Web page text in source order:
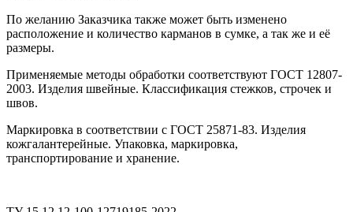
По желанию Заказчика также может быть изменено
расположение и количество карманов в сумке, а так же и её
размеры.
Применяемые методы обработки соответствуют ГОСТ 12807-
2003. Изделия швейные. Классификация стежков, строчек и
швов.
Маркировка в соответствии с ГОСТ 25871-83. Изделия
кожгалантерейные. Упаковка, маркировка,
транспортирование и хранение.